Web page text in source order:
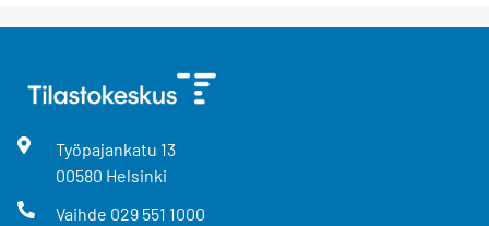
Työpajankatu 13
00580 Helsinki
Vaihde 029 551 1000